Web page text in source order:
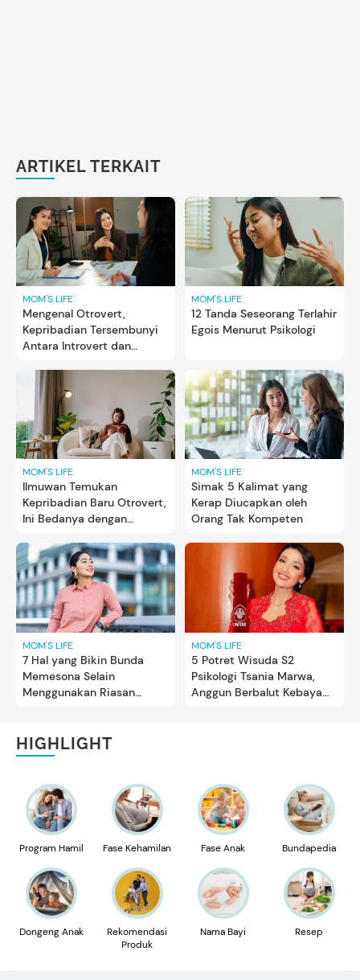
ARTIKEL TERKAIT
MOM'S LIFE
Mengenal Otrovert,
Kepribadian Tersembunyi
Antara Introvert dan
MOM'S LIFE
12 Tanda Seseorang Terlahir
Egois Menurut Psikologi
MOM'S LIFE
Ilmuwan Temukan
Kepribadian Baru Otrovert,
Ini Bedanya dengan
MOM'S LIFE
Simak 5 Kalimat yang
Kerap Diucapkan oleh
Orang Tak Kompeten
MOM'S LIFE
7 Hal yang Bikin Bunda
Memesona Selain
Menggunakan Riasan
MOM'S LIFE
5 Potret Wisuda S2
Psikologi Tsania Marwa,
Anggun Berbalut Kebaya
HIGHLIGHT
Program Hamil Fase Kehamilan Fase Anak Bundapedia
Dongeng Anak
Rekomendasi
Produk
Nama Bayi Resep